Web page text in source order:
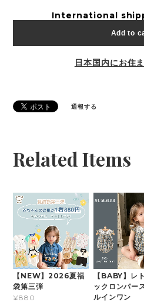
International
Add to
日本国内にお住
通報する
Related Items
【NEW】2026夏福
袋第三弾
¥880
【BABY】レ
ックロンパー
ルインワン